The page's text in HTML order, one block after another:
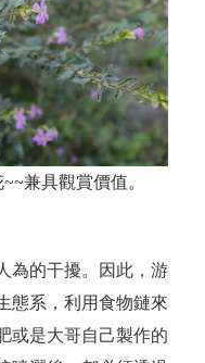
兼具觀賞價值。
為的干擾。因此，游
態系，利用食物鏈來
或是大哥自己製作的